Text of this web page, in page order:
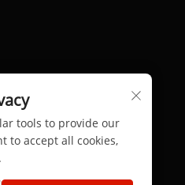
tools to provide our
to accept all cookies,